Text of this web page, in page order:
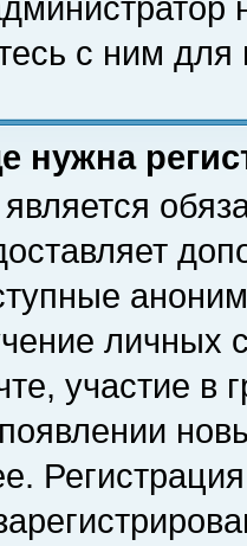
с ним для
нужна
является
личных
участие в